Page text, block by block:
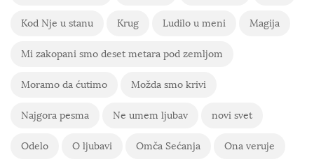
Kod Nje u stanu Krug Ludilo u meni Magija
Mi zakopani smo deset metara pod zemljom
Moramo da ćutimo Možda smo krivi
Najgora pesma Ne umem ljubav novi svet
Odelo O ljubavi Omča Sećanja Ona veruje